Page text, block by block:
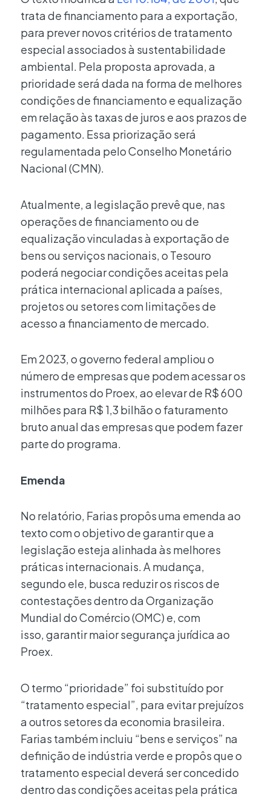
trata de financiamento para a exportação,
para prever novos critérios de tratamento
especial associados à sustentabilidade
ambiental. Pela proposta aprovada, a
prioridade será dada na forma de melhores
condições de financiamento e equalização
em relação às taxas de juros e aos prazos de
pagamento. Essa priorização será
regulamentada pelo Conselho Monetário
Nacional (CMN).
Atualmente, a legislação prevê que, nas
operações de financiamento ou de
equalização vinculadas à exportação de
bens ou serviços nacionais, o Tesouro
poderá negociar condições aceitas pela
prática internacional aplicada a países,
projetos ou setores com limitações de
acesso a financiamento de mercado.
Em 2023, o governo federal ampliou o
número de empresas que podem acessar os
instrumentos do Proex, ao elevar de R$ 600
milhões para R$ 1,3 bilhão o faturamento
bruto anual das empresas que podem fazer
parte do programa.
Emenda
No relatório, Farias propôs uma emenda ao
texto com o objetivo de garantir que a
legislação esteja alinhada às melhores
práticas internacionais. A mudança,
segundo ele, busca reduzir os riscos de
contestações dentro da Organização
Mundial do Comércio (OMC) e, com
isso, garantir maior segurança jurídica ao
Proex.
O termo “prioridade” foi substituído por
“tratamento especial”, para evitar prejuízos
a outros setores da economia brasileira.
Farias também incluiu “bens e serviços” na
definição de indústria verde e propôs que o
tratamento especial deverá ser concedido
dentro das condições aceitas pela prática